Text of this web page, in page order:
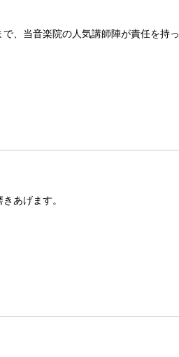
、当音楽院の人気講師陣が責任を持
あげます。